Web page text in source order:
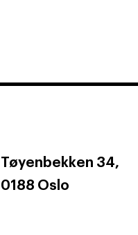
Tøyenbekken 34,
0188 Oslo